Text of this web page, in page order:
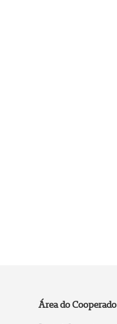
Área do Cooperado